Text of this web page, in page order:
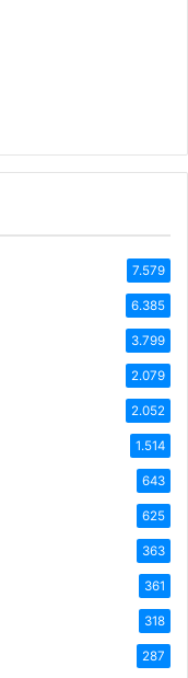
7.579
6.385
3.799
2.079
2.052
1.514
643
625
363
361
318
287